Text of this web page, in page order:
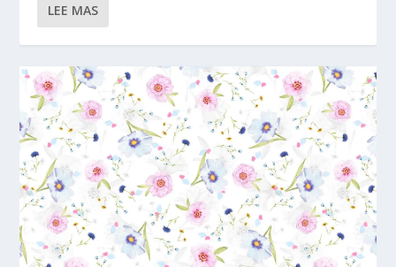
LEE MAS